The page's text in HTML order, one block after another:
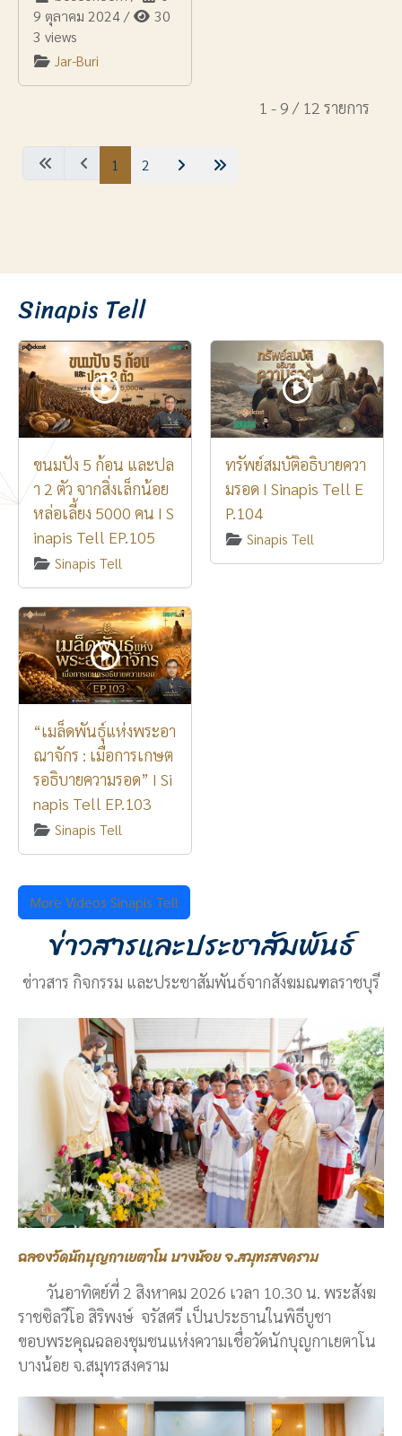
9 ตุลาคม 2024/
30
3 views
Jar-Buri
1 - 9 / 12 รายการ
1 2
Sinapis Tell
ขนมปัง 5 ก้อน และปล
า 2 ตัว จากสิ่งเล็กน้อย
หล่อเลี้ยง 5000 คน I S
inapis Tell EP.105
Sinapis Tell
ทรัพย์สมบัติอธิบายควา
มรอด I Sinapis Tell E
P.104
Sinapis Tell
“เมล็ดพันธุ์แห่งพระอา
ณาจักร : เมื่อการเกษต
รอธิบายความรอด” I Si
napis Tell EP.103
Sinapis Tell
More Videos Sinapis Tell
ข่าวสารและประชาสัมพันธ์
ข่าวสาร กิจกรรม และประชาสัมพันธ์จากสังฆมณฑลราชบุรี
ฉลองวัดนักบุญกาเยตาโน บางน้อย จ.สมุทรสงคราม
วันอาทิตย์ที่ 2 สิงหาคม 2026 เวลา 10.30 น. พระสังฆ
ราชซิลวีโอ สิริพงษ์ จรัสศรี เป็นประธานในพิธีบูชา
ขอบพระคุณฉลองชุมชนแห่งความเชื่อวัดนักบุญกาเยตาโน
บางน้อย จ.สมุทรสงคราม